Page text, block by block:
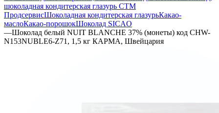
шоколадная кондитерская глазурь СТМ
ПродсервисШоколадная кондитерская глазурьКакао-
маслоКакао-порошокШоколад SICAO
—Шоколад белый NUIT BLANCHE 37% (монеты) код CHW-
N153NUBLE6-Z71, 1,5 кг КАРМА, Швейцария